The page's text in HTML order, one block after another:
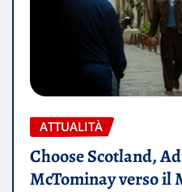
ATTUALITÀ
Choose Scotland,
McTominay verso il